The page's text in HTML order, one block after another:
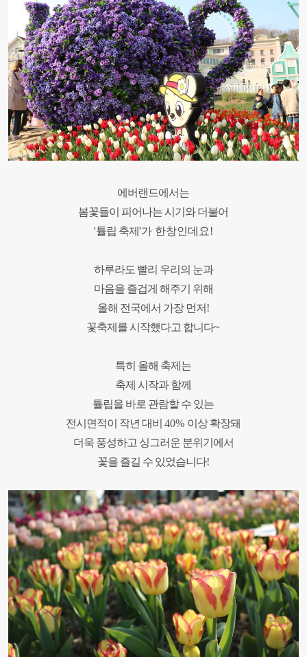
에버랜드에서는
봄꽃들이 피어나는 시기와 더불어
'튤립 축제 '가 한창인 데요!
하루라도 빨리 우리의 눈과
마음을 즐겁게 해주기 위해
올해 전국에서 가장 먼저!
꽃축제를 시작했다고 합니다~
특히 올해 축제는
축제 시작과 함께
튤립을 바로 관람할 수 있는
전시면적이 작년 대비40% 이상 확장돼
더욱 풍성하고 싱그러운 분위기에서
꽃을 즐길 수 있었습니다!